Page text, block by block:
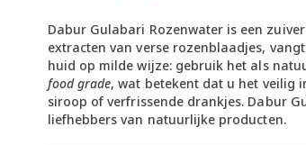
Dabur Gulabari Rozenwater is een
extracten van verse rozenblaadjes,
huid op milde wijze: gebruik het als
food grade, wat betekent dat u het veilig
siroop of verfrissende drankjes. Dabur
liefhebbers van natuurlijke producten.